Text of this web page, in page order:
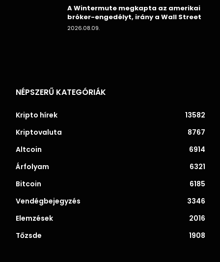
A Wintermute megkapta az amerikai
bróker-engedélyt, irány a Wall Street
2026.08.09.
NÉPSZERŰ KATEGÓRIÁK
Kripto hírek
13582
Kriptovaluta
8767
Altcoin
6914
Árfolyam
6321
Bitcoin
6185
Vendégbejegyzés
3346
Elemzések
2016
Tőzsde
1908